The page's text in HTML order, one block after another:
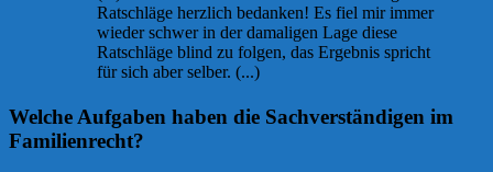
Ratschläge herzlich bedanken! Es fiel mir immer
wieder schwer in der damaligen Lage diese
Ratschläge blind zu folgen, das Ergebnis spricht
für sich aber selber. (...)
Welche Aufgaben haben die Sachverständigen im
Familienrecht?